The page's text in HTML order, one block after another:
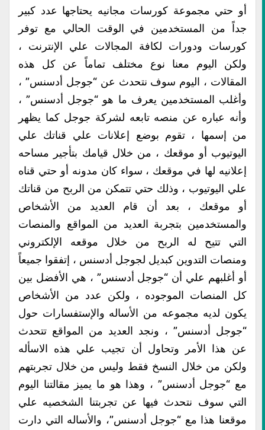
أو حتي مجموعة كورسات مجانيه يحتاجها عدد كبير
جداً من المستخدمين في الوقت الحالي مع توفر
كورسات ودورات لكافة المجالات علي الإنترنت ،
ولكن اليوم معنا نوع مختلف تماماً عن كل هذه
المقالات ، اليوم سوف نتحدث عن “جوجل أدسنس” ،
وأغلب المستخدمين يعرف ما هو “جوجل أدسنس” ،
وأنه عباره عن منصه تابعه لشركة جوجل كما يظهر
من إسمها ، تقوم بوضع إعلانات علي قناتك علي
اليوتيوب أو موقعك ، من خلال قيامك بتأجير مساحه
إعلانيه لها في موقعك ، سواء كان مدونه أو حتي قناه
علي اليوتيوب ، وذلك حتي تتمكن من الربح من قناتك
أو موقعك ، بعد أن قام العديد من الأشخاص
والمستخدمين بتجربة العديد من المواقع والمنصات
التي تتيح له الربح من خلال موقعه الإلكتروني
ومنصات التدوين كبديل لجوجل أدسنس ، إتفقوا جميعاً
أو أغلبهم علي أن “جوجل أدسنس” ، هي الأفضل بين
كل المنصات الموجوده ، ولكن عدد من الأشخاص
يكون لديه مجموعه من الأساله والإستفسارات حول
“جوجل أدسنس” ، ونجد العديد من المواقع تتحدث
عن هذا الأمر وتحاول أن تجيب علي هذه الاسأله
ولكن من خلال النسخ فقط وليس من خلال تجربتهم
مع “جوجل أدسنس” ، وهذا هو ما يميز مقالتنا اليوم
التي سوف نتحدث فيها عن تجربتنا الشخصيه علي
موقعنا هذا مع “جوجل أدسنس”، والأساله التي دارت